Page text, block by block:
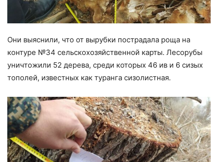
Они выяснили, что от вырубки пострадала роща на
контуре №34 сельскохозяйственной карты. Лесорубы
уничтожили 52 дерева, среди которых 46 ив и 6 сизых
тополей, известных как туранга сизолистная.